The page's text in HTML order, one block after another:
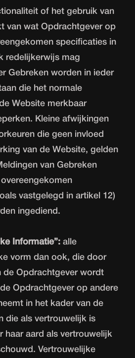
of het gebruik van
van wat Opdrachtgever op
specificaties in
redelijkerwijs mag
Gebreken worden in ieder
die het normale
Website merkbaar
Kleine afwijkingen
die geen invloed
van de Website, gelden
van Gebreken
vastgelegd in artikel 12)
ingediend.
Informatie”: alle
vorm dan ook, die door
de Opdrachtgever wordt
Opdrachtgever op andere
in het kader van de
die als vertrouwelijk is
haar aard als vertrouwelijk
Vertrouwelijke